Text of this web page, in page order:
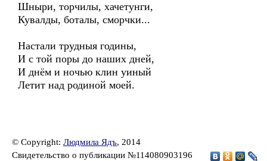
Шныри, торчилы, хачетунги,
Кувалды, боталы, сморчки...
Настали трудныя годины,
И с той поры до наших дней,
И днём и ночью клин уиный
Летит над родиной моей.
© Copyright: Людмила Ядъ, 2014
Свидетельство о публикации №114080903196